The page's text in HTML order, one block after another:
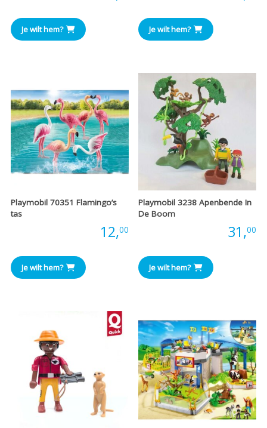
Je wilt hem? Je wilt hem?
Playmobil 70351 Flamingo’s
tas
12,00
Je wilt hem?
Playmobil 3238 Apenbende In
De Boom
31,00
Je wilt hem?